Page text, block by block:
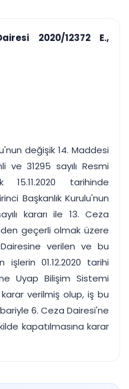
takibi
finansa, hepsi bir arada.
2020/12372 E.,
değişik 14. Maddesi
ve 31295 sayılı Resmi
15.11.2020 tarihinde
Başkanlık Kurulu'nun
kararı ile 13. Ceza
geçerli olmak üzere
Dairesine verilen ve bu
01.12.2020 tarihi
Uyap Bilişim Sistemi
verilmiş olup, iş bu
6. Ceza Dairesi'ne
kapatılmasına karar